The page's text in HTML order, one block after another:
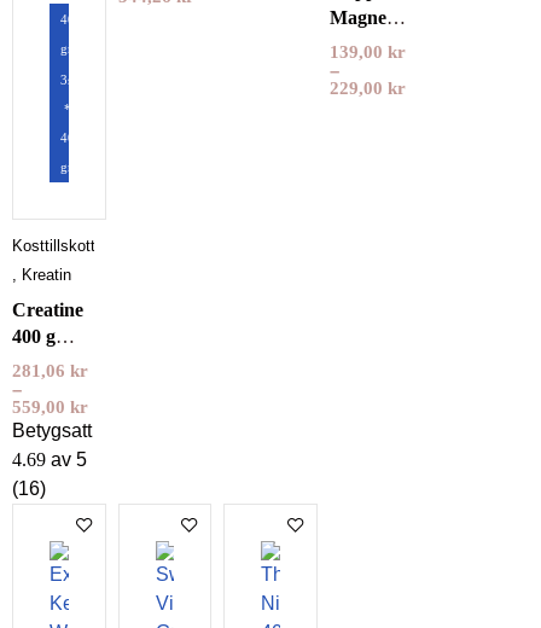
400
gram
3st
*
400
gram
Kosttillskott
, Kreatin
Creatine
400 g
NXT
LVL
281,06 kr
–
559,00 kr
Betygsatt
4.69 av 5
(16)
Magnesium
Pureness
139,00 kr
–
229,00 kr